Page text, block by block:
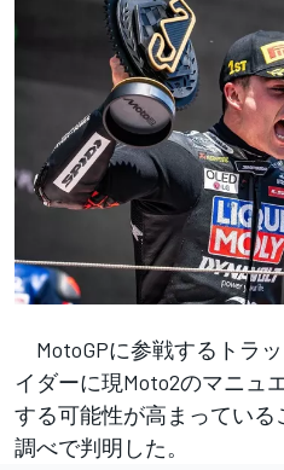
MotoGPに参戦するトラ
イダーに現Moto2のマニュ
する可能性が高まってい
調べで判明した。